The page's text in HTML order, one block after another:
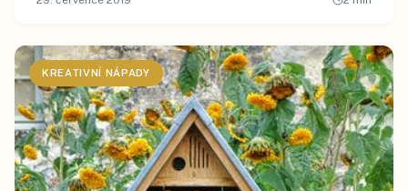
KREATIVNÍ NÁPADY